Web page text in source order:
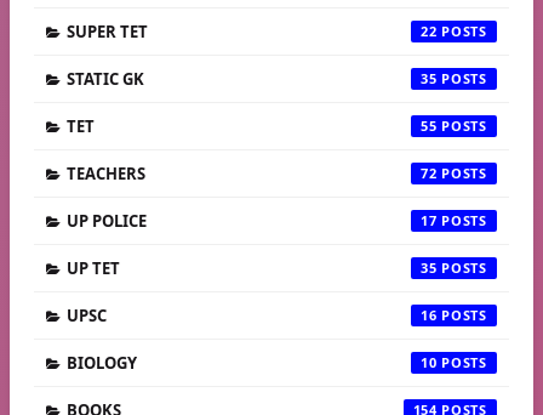
SUPER TET 22
STATIC GK 35
TET 55
TEACHERS 72
UP POLICE 17
UP TET 35
UPSC 16
BIOLOGY 10
BOOKS 154